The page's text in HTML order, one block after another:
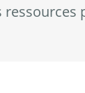
ressources